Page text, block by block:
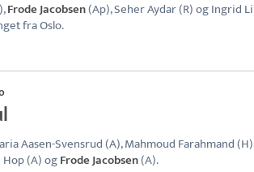
Frode Jacobsen(Ap), Seher Aydar (R) og Ingrid
fra Oslo.
Aasen-Svensrud (A), Mahmoud Farahmand
(A) ogFrode Jacobsen(A).